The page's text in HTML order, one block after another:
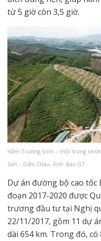
từ 5 giờ còn 3,5 giờ.
Hầm Trường Vinh – một trong
Sơn – Diễn Châu. Ảnh: Báo GT
Dự án đường bộ cao tốc
đoạn 2017-2020 được
trương đầu tư tại Nghị
22/11/2017, gồm 11 dự
dài 654 km. Trong đó,